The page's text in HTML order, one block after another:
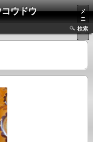
ウドウ
メ
ニ
ュ
ー
検索